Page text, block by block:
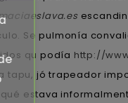
Se pulmonía
qu podía http://
jó trapeador
estava